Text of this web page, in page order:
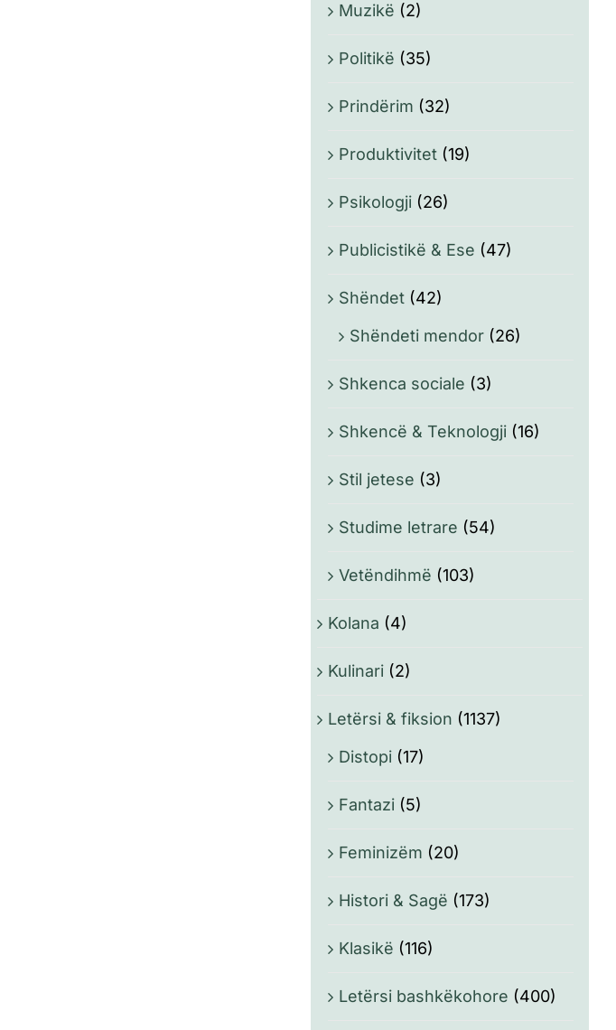
Muzikë (2)
Politikë (35)
Prindërim (32)
Produktivitet (19)
Psikologji (26)
Publicistikë & Ese (47)
Shëndet (42)
Shëndeti mendor (26)
Shkenca sociale (3)
Shkencë & Teknologji (16)
Stil jetese (3)
Studime letrare (54)
Vetëndihmë (103)
Kolana (4)
Kulinari (2)
Letërsi & fiksion (1137)
Distopi (17)
Fantazi (5)
Feminizëm (20)
Histori & Sagë (173)
Klasikë (116)
Letërsi bashkëkohore (400)